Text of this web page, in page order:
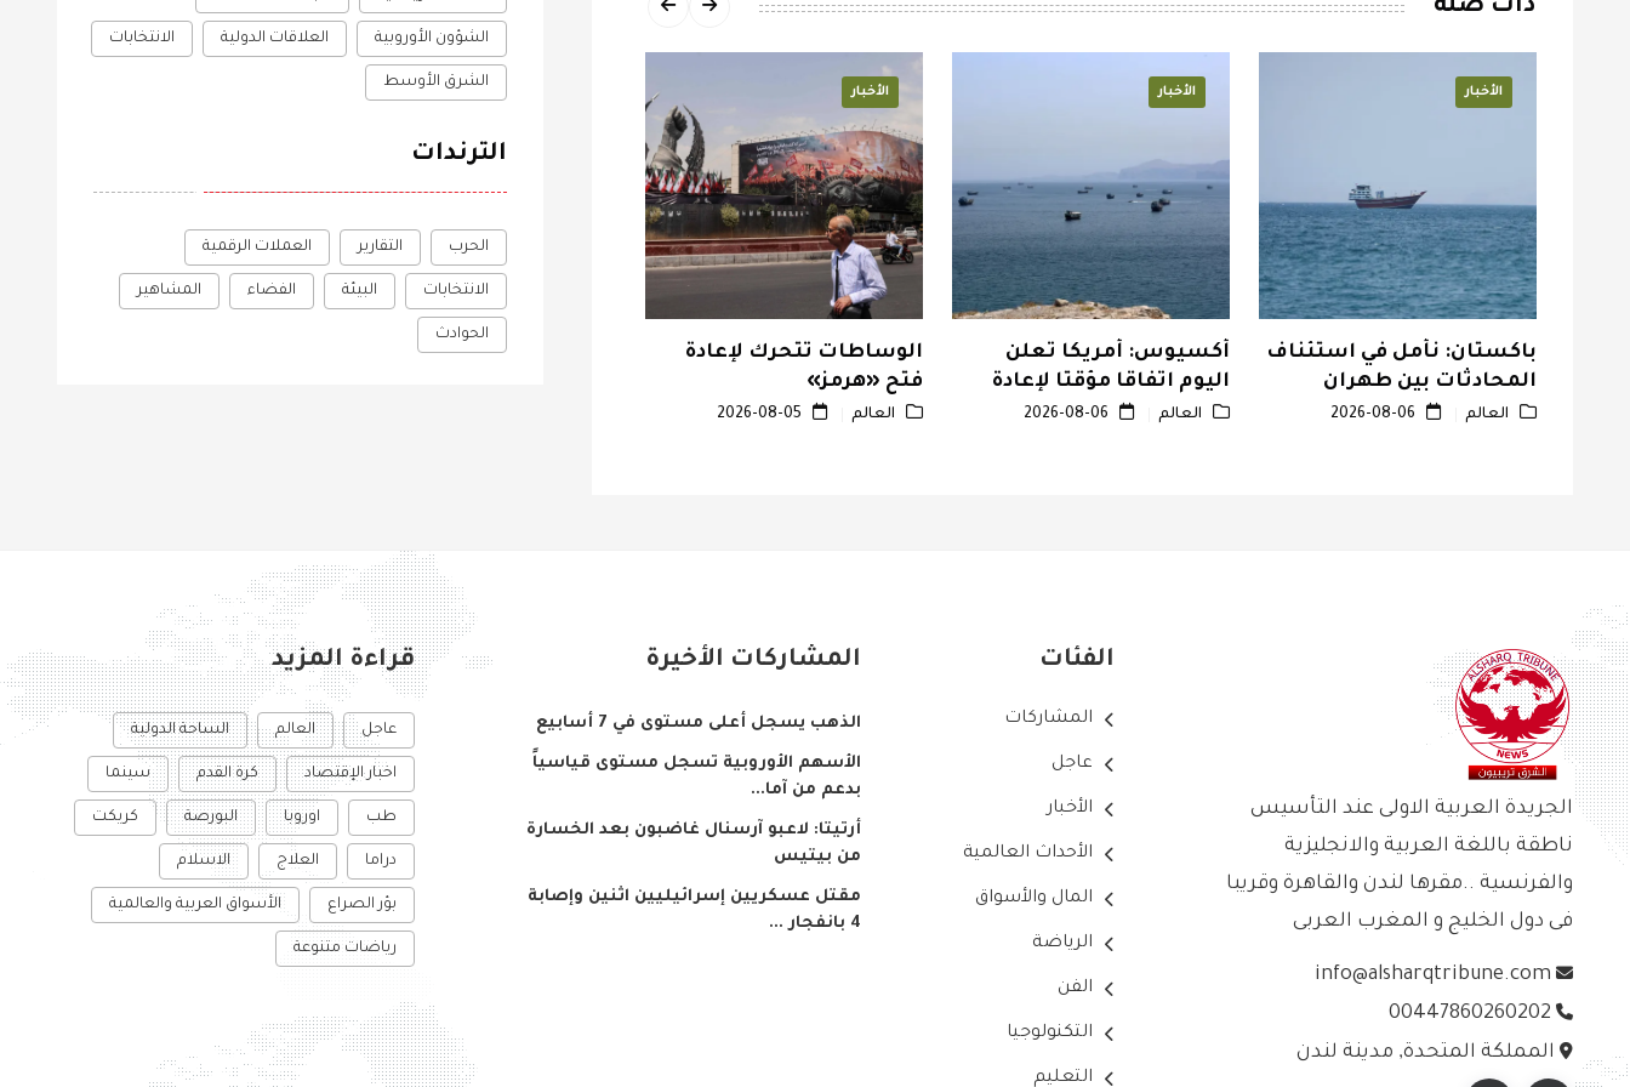
ذات صلة
الأخبار
باكستان: نأمل في استئناف
المحادثات بين طهران
وواشنطن
العالم
الأخبار
أكسيوس: أمريكا تعلن
اليوم اتفاقا مؤقتا لإعادة
فتح مضيق هرمز
العالم
الأخبار
الوساطات تتحرك لإعادة
فتح «هرمز»
العالم
القبض على شخص بحوزته
الشؤون الأوروبية العلاقات الدولية الانتخابات
الشرق الأوسط
الترندات
الحرب التقارير العملات الرقمية
الانتخابات البيئة الفضاء المشاهير
الحوادث
الجريدة العربية الاولى عند التأسيس
ناطقة باللغة العربية والانجليزية
والفرنسية ..مقرها لندن والقاهرة وقريبا
فى دول الخليج و المغرب العربى
المملكة المتحدة, مدينة لندن
الفئات
المشاركات
عاجل
الأخبار
الأحداث العالمية
المال والأسواق
الرياضة
الفن
التكنولوجيا
التعليم
المشاركات الأخيرة
الذهب يسجل أعلى مستوى في 7 أسابيع
الأسهم الأوروبية تسجل مستوى قياسياً
بدعم من آما...
أرتيتا: لاعبو آرسنال غاضبون بعد الخسارة
من بيتيس
مقتل عسكريين إسرائيليين اثنين وإصابة
4 بانفجار ...
قراءة المزيد
عاجل العالم الساحة الدولية
اخبار الإقتصاد كرة القدم سينما
طب اوروبا البورصة كريكت
دراما العلاج الاسلام
بؤر الصراع الأسواق العربية والعالمية
رياضات متنوعة